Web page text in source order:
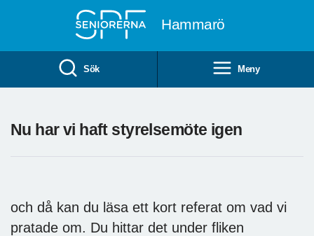
Hammarö
Sök Meny
Nu har vi haft styrelsemöte igen
och då kan du läsa ett kort referat om vad vi
pratade om. Du hittar det under fliken